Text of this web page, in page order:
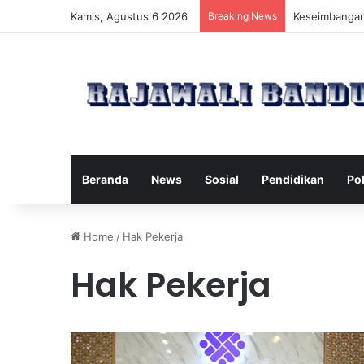
Kamis, Agustus 6 2026 Breaking News Manfaat
Beranda News Sosial Pendidikan
Home / Hak Pekerja
Hak Pekerja